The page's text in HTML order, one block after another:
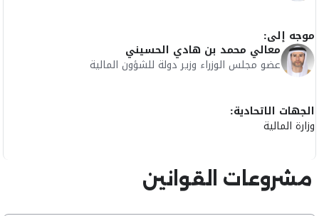
موجه إلى:
معالي محمد بن هادي الحسيني
عضو مجلس الوزراء وزير دولة للشؤون المالية
الجهات الاتحادية:
وزارة المالية
مشروعات القوانين